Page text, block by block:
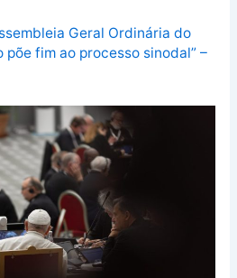
Geral Ordinária do
põe fim ao processo sinodal” –